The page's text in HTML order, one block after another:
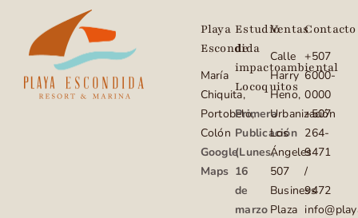
Playa
Escondida
María
Chiquita,
Portobelo,
Colón
Google
Maps
Estudio
de
impactoambiental
Locoquitos
Primera
Publicación
(Lunes,
16
de
marzo
Ventas
Calle
Harry
Heno,
Urbanización
Los
Ángeles
507
Business
Plaza
Contacto
+507
6000-
0000
+507
264-
9471
/
9472